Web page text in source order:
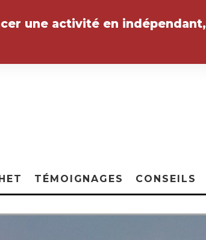
TÉMOIGNAGES CONSEILS
une activité en indépendant,